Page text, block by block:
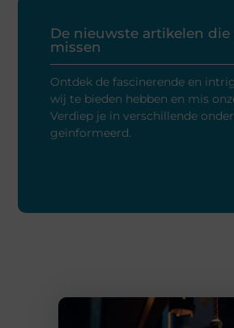
De nieuwste artikelen
missen
Ontdek de fascinerende en
wij te bieden hebben en mis
Verdiep je in verschillende
geïnformeerd.